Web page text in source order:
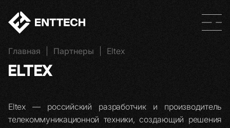
Главная Партнеры Eltex
ELTEX
Eltex — российский разработчик и производитель
телекоммуникационной техники, создающий решения